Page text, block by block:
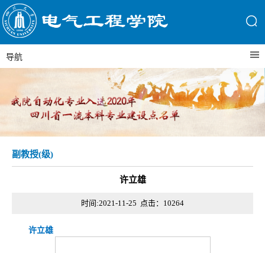
导航
副教授(级)
许立雄
时间:2021-11-25 点击： 10264
许立雄